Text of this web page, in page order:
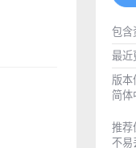
包含
最近
版本
简体
推荐
不易